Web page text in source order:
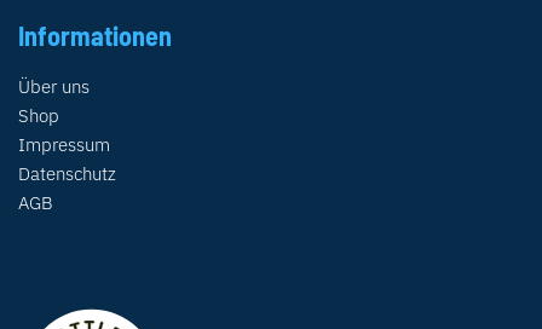
Informationen
Über uns
Shop
Impressum
Datenschutz
AGB